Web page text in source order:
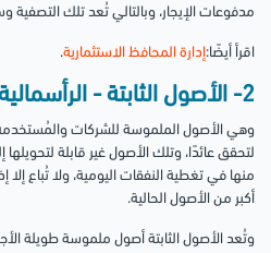
مدفوعات الإيجار، وبالتالي تُعد تلك التصفية
اقرأ أيضًا:إدارة المحافظ الاستثمارية.
2- الأصول الثابتة - الرأسمالية
وهي الأصول الملموسة للشركات
لتحقق عائدًا، وتلك الأصول غير قابلة
منها في تغطية النفقات اليومية، ولا تُباع إلا
أكبر من الأصول الحالية.
وتُعد الأصول الثابتة أصول ملموسة طويلة